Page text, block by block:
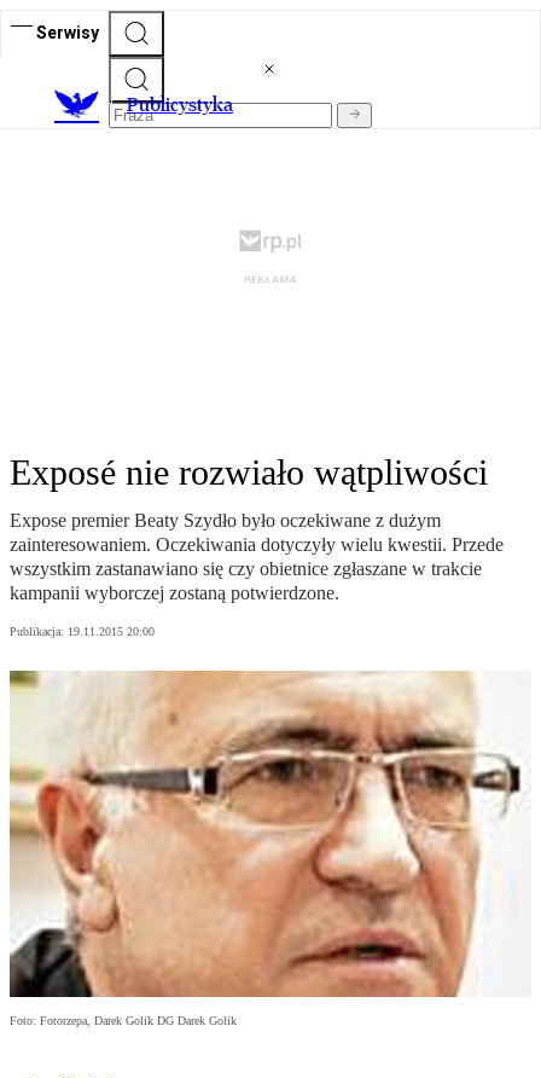
Serwisy
Publicystyka
Exposé nie rozwiało wątpliwości
Expose premier Beaty Szydło było oczekiwane z dużym
zainteresowaniem. Oczekiwania dotyczyły wielu kwestii. Przede
wszystkim zastanawiano się czy obietnice zgłaszane w trakcie
kampanii wyborczej zostaną potwierdzone.
Publikacja: 19.11.2015 20:00
Foto: Fotorzepa, Darek Golik DG Darek Golik